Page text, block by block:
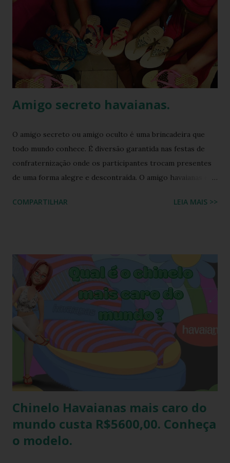
Amigo secreto havaianas.
O amigo secreto ou amigo oculto é uma brincadeira que
todo mundo conhece. É diversão garantida nas festas de
confraternização onde os participantes trocam presentes
de uma forma alegre e descontraída. O amigo havaianas é
participantes trocam exclusivamente sandálias havaianas
o amigo havaianas acontece no final do ano para
comemorar o final do ano letivo nas escolas, nas
confraternizações do trabalho, nas festas de fim de ano,
etc.. Além da diversão que a brincadeira proporciona,
também é uma excelente oportunidade de ganhar muitas
havaianas e incorporar sua coleção.
COMPARTILHAR LEIA MAIS >>
Chinelo Havaianas mais caro do
mundo custa R$5600,00. Conheça
o modelo.